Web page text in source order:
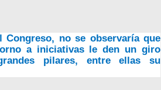
no se observaría que
a iniciativas le den un giro
pilares, entre ellas su